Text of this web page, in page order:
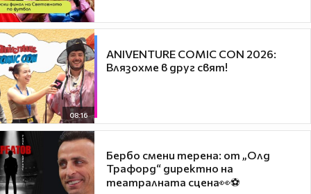
08:16
ANIVENTURE COMIC CON 2026:
Влязохме в друг свят!
Бербо смени терена: от „Олд
Трафорд“ директно на
театралната сцена👀⚽